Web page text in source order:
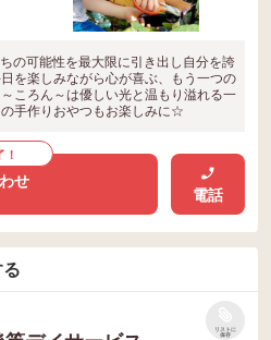
の可能性を最大限に引き出し自分を誇
を楽しみながら心が喜ぶ、もう一つの
ころん～は優しい光と温もり溢れる一
手作りおやつもお楽しみに☆
せ
電話
リストに
保存